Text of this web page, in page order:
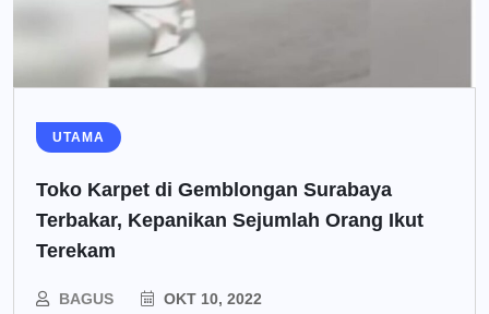
UTAMA
Toko Karpet di Gemblongan Surabaya
Terbakar, Kepanikan Sejumlah Orang Ikut
Terekam
BAGUS OKT 10, 2022